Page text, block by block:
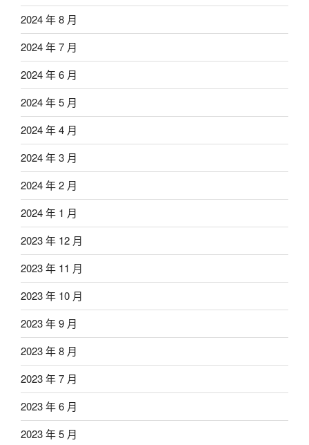
2024 年 8 月
2024 年 7 月
2024 年 6 月
2024 年 5 月
2024 年 4 月
2024 年 3 月
2024 年 2 月
2024 年 1 月
2023 年 12 月
2023 年 11 月
2023 年 10 月
2023 年 9 月
2023 年 8 月
2023 年 7 月
2023 年 6 月
2023 年 5 月